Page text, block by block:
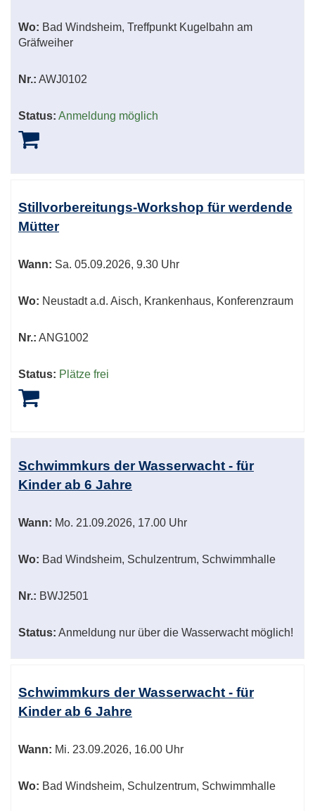
Wo: Bad Windsheim, Treffpunkt Kugelbahn am
Gräfweiher
Nr.: AWJ0102
Status: Anmeldung möglich
Stillvorbereitungs-Workshop für werdende
Mütter
Wann: Sa. 05.09.2026, 9.30 Uhr
Wo: Neustadt a.d. Aisch, Krankenhaus, Konferenzraum
Nr.: ANG1002
Status: Plätze frei
Schwimmkurs der Wasserwacht - für
Kinder ab 6 Jahre
Wann: Mo. 21.09.2026, 17.00 Uhr
Wo: Bad Windsheim, Schulzentrum, Schwimmhalle
Nr.: BWJ2501
Status: Anmeldung nur über die Wasserwacht möglich!
Schwimmkurs der Wasserwacht - für
Kinder ab 6 Jahre
Wann: Mi. 23.09.2026, 16.00 Uhr
Wo: Bad Windsheim, Schulzentrum, Schwimmhalle